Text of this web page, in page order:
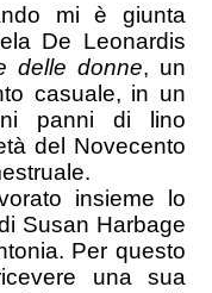
mi è giunta
De Leonardis
delle donne, un
casuale, in un
panni di lino
del Novecento
insieme lo
Susan Harbage
Per questo
una sua